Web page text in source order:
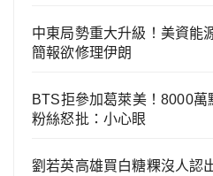
中東局勢重大升級！美資
簡報欲修理伊朗
BTS拒參加葛萊美！8000
粉絲怒批：小心眼
劉若英高雄買白糖粿沒人